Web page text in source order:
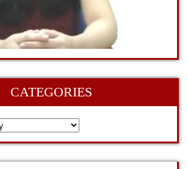
CATEGORIES